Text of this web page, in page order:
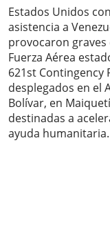
Estados Unidos
asistencia a
provocaron graves
Fuerza Aérea
621st Contingency
desplegados en el
Bolívar, en
destinadas a
ayuda humanitaria.